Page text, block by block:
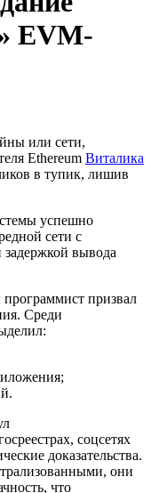
EVM-
или сети,
Ethereum Виталика
в тупик, лишив
успешно
сети с
задержкой вывода
призвал
Среди
соцсетях
доказательства.
они
что